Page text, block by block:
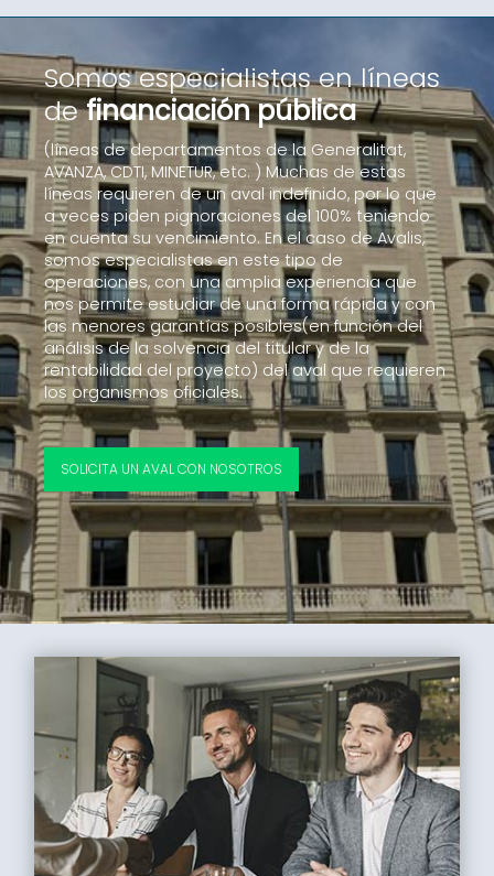
Somos especialistas en líneas
definanciación pública
(líneas de departamentos de la Generalitat,
AVANZA, CDTI, MINETUR, etc. ) Muchas de estas
líneas requieren de un aval indefinido, por lo que
a veces piden pignoraciones del 100% teniendo
en cuenta su vencimiento. En el caso de Avalis,
somos especialistas en este tipo de
operaciones, con una amplia experiencia que
nos permite estudiar de una forma rápida y con
las menores garantías posibles(en función del
análisis de la solvencia del titular y de la
rentabilidad del proyecto) del aval que requieren
los organismos oficiales.
SOLICITA UN AVAL CON NOSOTROS